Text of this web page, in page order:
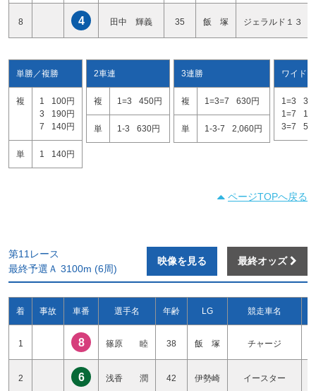
8 4 田中 輝義 35 飯 塚 ジェラルド１３
単勝／複勝
複 1
100円
3
190円
7
140円
単 1 140円
2車連
複 1=3 450円
単 1-3 630円
3連勝
複 1=3=7 630円
単 1-3-7 2,060円
ワイド
1=3
1=7
3=7
ページTOPへ戻る
第11レース
最終予選Ａ 3100m (6周)
映像を見る 最終オッズ
着 事故 車番 選手名 年齢 LG 競走車名
1 8 篠原 睦 38 飯 塚 チャージ
2 6 浅香 潤 42 伊勢崎 イースター